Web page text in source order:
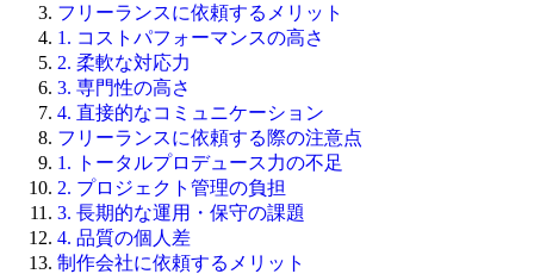
フリーランスに依頼するメリット
1. コストパフォーマンスの高さ
2. 柔軟な対応力
3. 専門性の高さ
4. 直接的なコミュニケーション
フリーランスに依頼する際の注意点
1. トータルプロデュース力の不足
2. プロジェクト管理の負担
3. 長期的な運用・保守の課題
4. 品質の個人差
制作会社に依頼するメリット